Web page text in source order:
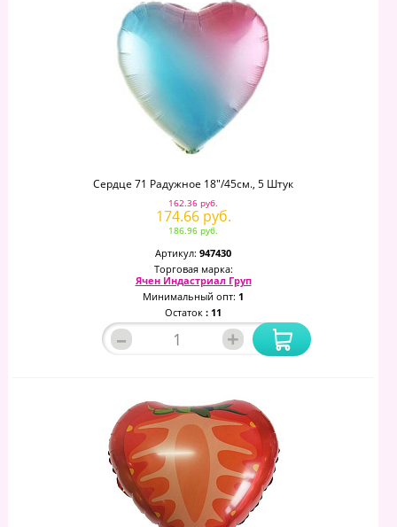
Сердце 71 Радужное 18"/45см., 5 Штук
162.36 руб.
174.66 руб.
186.96 руб.
Артикул: 947430
Торговая марка:
Ячен Индастриал Груп
Минимальный опт: 1
Остаток : 11
– +